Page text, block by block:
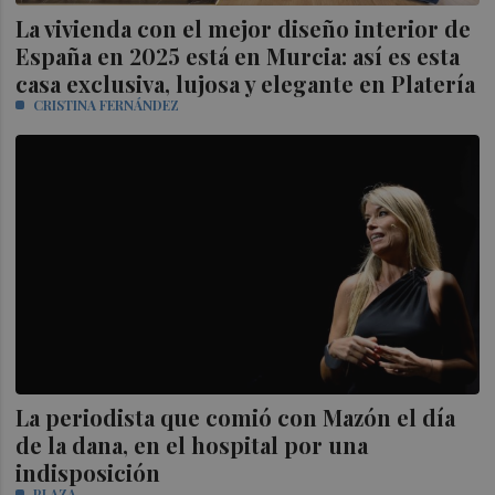
La vivienda con el mejor diseño interior de
España en 2025 está en Murcia: así es esta
casa exclusiva, lujosa y elegante en Platería
CRISTINA FERNÁNDEZ
La periodista que comió con Mazón el día
de la dana, en el hospital por una
indisposición